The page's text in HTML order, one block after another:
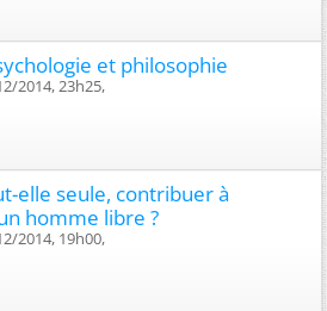
et philosophie
2014, 23h25,
elle seule, contribuer à
homme libre ?
2014, 19h00,